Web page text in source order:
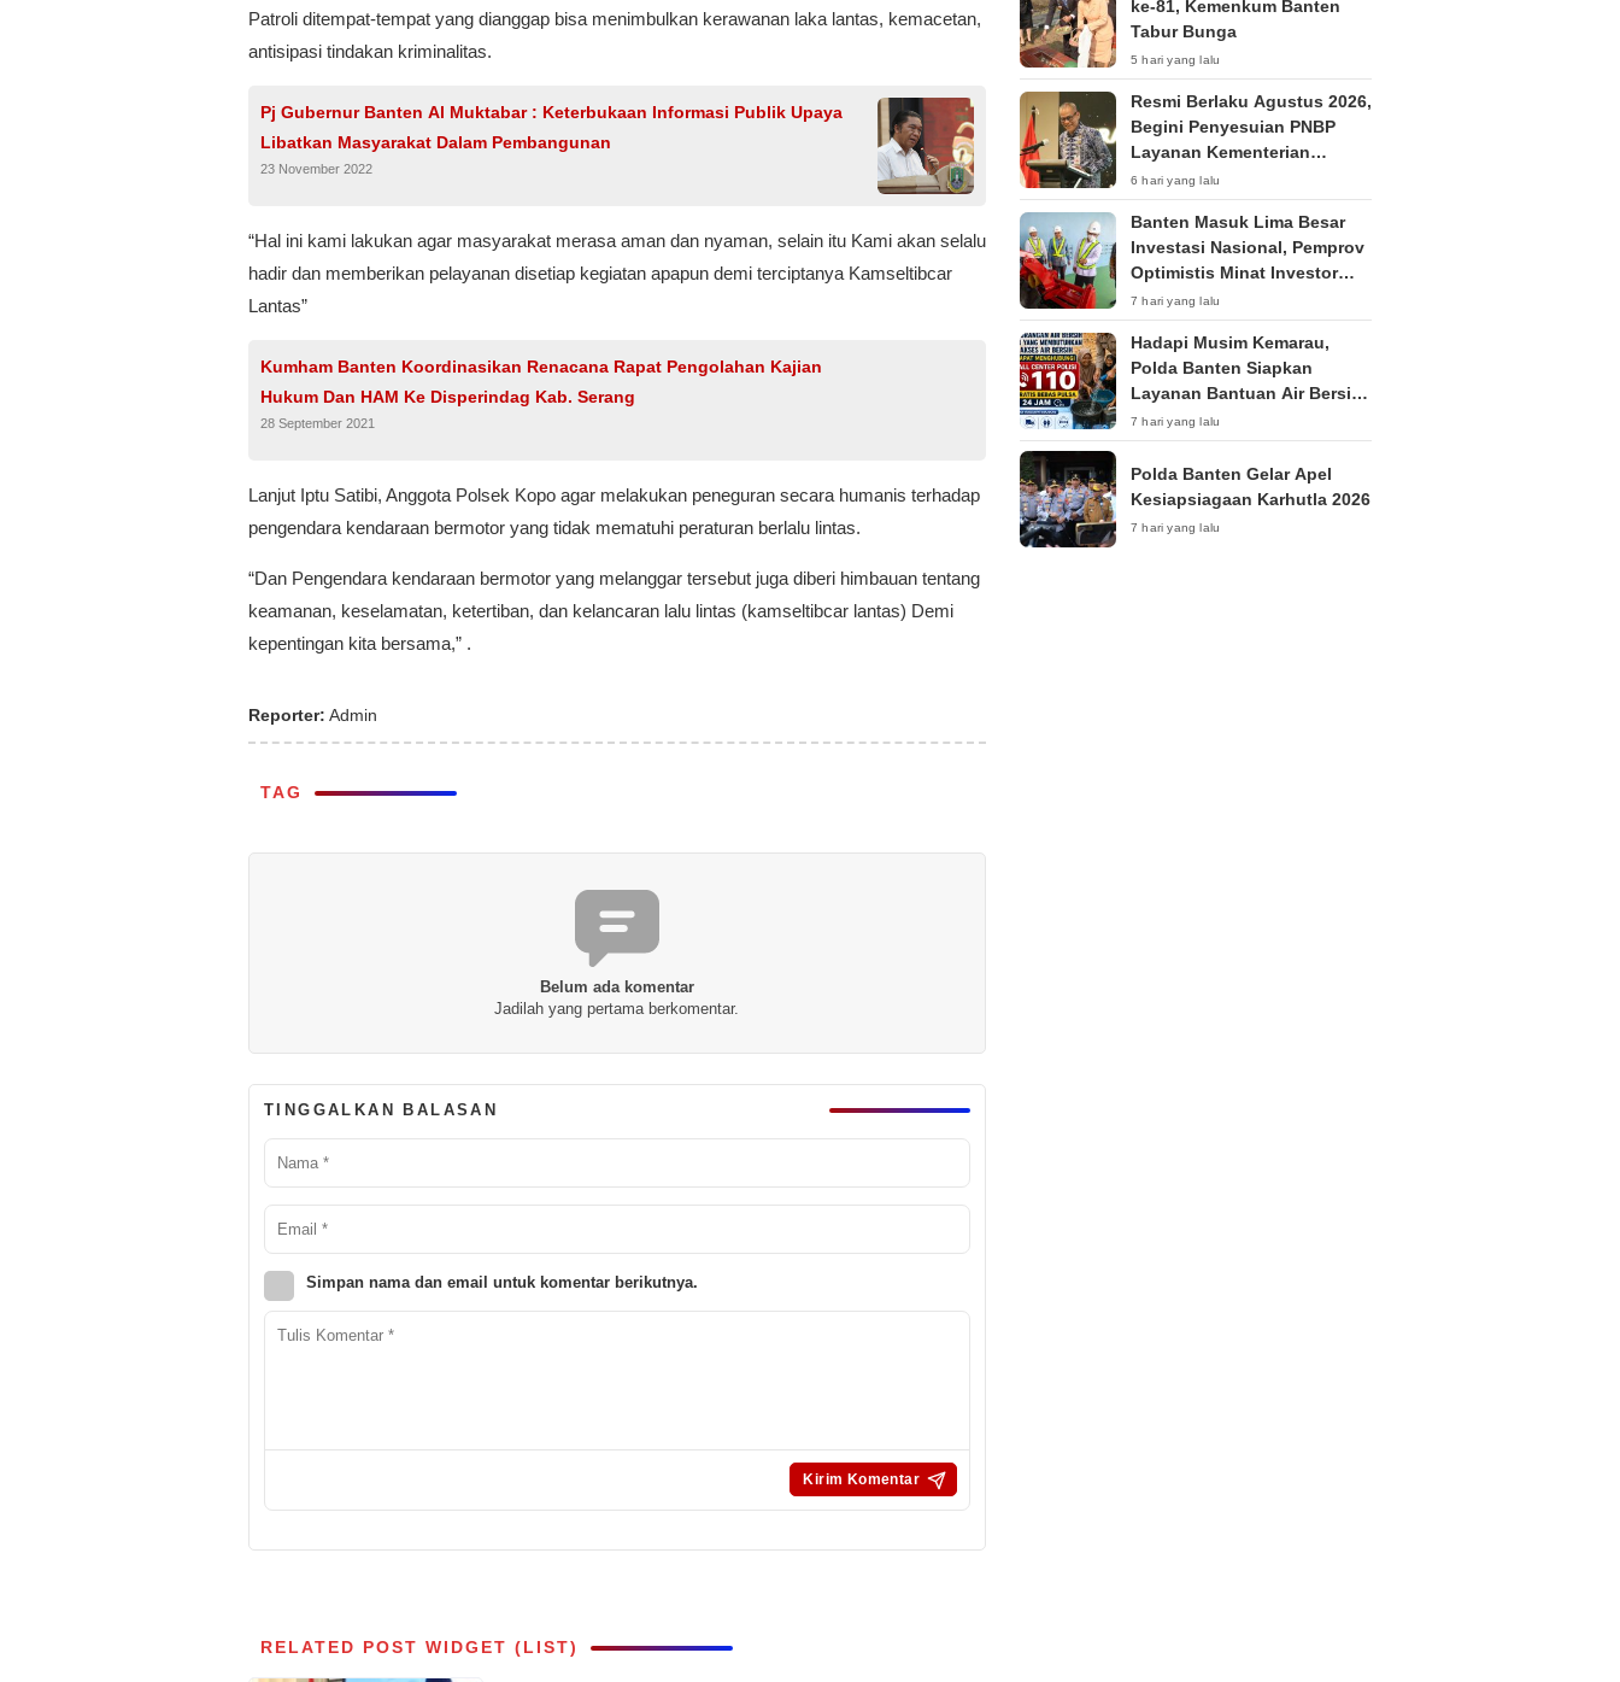
Patroli ditempat-tempat yang dianggap bisa menimbulkan kerawanan laka lantas, kemacetan,
antisipasi tindakan kriminalitas.
Pj Gubernur Banten Al Muktabar : Keterbukaan Informasi Publik Upaya
Libatkan Masyarakat Dalam Pembangunan
23 November 2022
“Hal ini kami lakukan agar masyarakat merasa aman dan nyaman, selain itu Kami akan selalu
hadir dan memberikan pelayanan disetiap kegiatan apapun demi terciptanya Kamseltibcar
Lantas”
Kumham Banten Koordinasikan Renacana Rapat Pengolahan Kajian
Hukum Dan HAM Ke Disperindag Kab. Serang
28 September 2021
Lanjut Iptu Satibi, Anggota Polsek Kopo agar melakukan peneguran secara humanis terhadap
pengendara kendaraan bermotor yang tidak mematuhi peraturan berlalu lintas.
“Dan Pengendara kendaraan bermotor yang melanggar tersebut juga diberi himbauan tentang
keamanan, keselamatan, ketertiban, dan kelancaran lalu lintas (kamseltibcar lantas) Demi
kepentingan kita bersama,” .
Reporter: Admin
TAG
Belum ada komentar
Jadilah yang pertama berkomentar.
TINGGALKAN BALASAN
Simpan nama dan email untuk komentar berikutnya.
RELATED POST WIDGET (LIST)
ke-81, Kemenkum Banten
Tabur Bunga
5 hari yang lalu
Resmi Berlaku Agustus 2026,
Begini Penyesuian PNBP
Layanan Kementerian
Hukum
6 hari yang lalu
Banten Masuk Lima Besar
Investasi Nasional, Pemprov
Optimistis Minat Investor
Terus Tumbuh
7 hari yang lalu
Hadapi Musim Kemarau,
Polda Banten Siapkan
Layanan Bantuan Air Bersih
Melalui 110
7 hari yang lalu
Polda Banten Gelar Apel
Kesiapsiagaan Karhutla 2026
7 hari yang lalu